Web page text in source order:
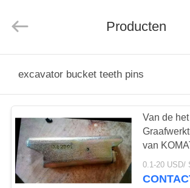
PRODUCTEN
ONGEVEER
ONS
Rights
by
Producten
excavator bucket teeth pins
Van de het
van
0.1-20 USD/